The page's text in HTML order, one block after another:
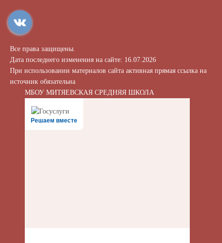
Все права защищены.
Дата последнего изменения на сайте: 16.07.2026
При использовании материалов сайта активная прямая ссылка на
источник обязательна
МБОУ МИТЯЕВСКАЯ СРЕДНЯЯ ШКОЛА
Решаем вместе